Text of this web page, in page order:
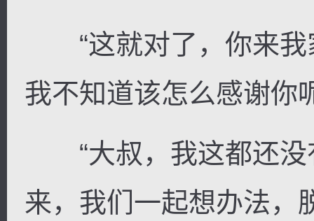
“这就对了，你来我
我不知道该怎么感谢你
“大叔，我这都还没
来，我们一起想办法，